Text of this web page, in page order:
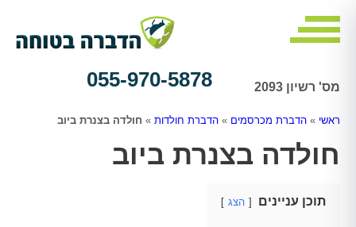
מס' רשיון 2093 055-970-5878
ראשי » הדברת מכרסמים » הדברת חולדות » חולדה בצנרת ביוב
חולדה בצנרת ביוב
תוכן עניינים הצג